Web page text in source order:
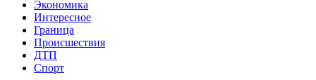
Экономика
Интересное
Граница
Происшествия
ДТП
Спорт